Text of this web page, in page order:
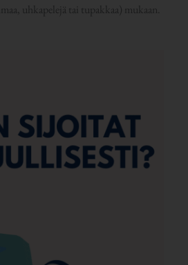
uhkapelejä tai tupakkaa) mukaan.